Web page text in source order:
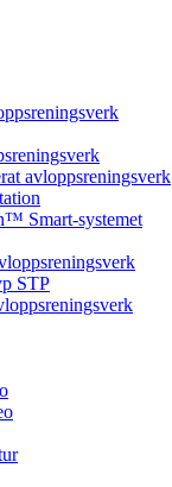
avloppsreningsverk
Smart-systemet
STP